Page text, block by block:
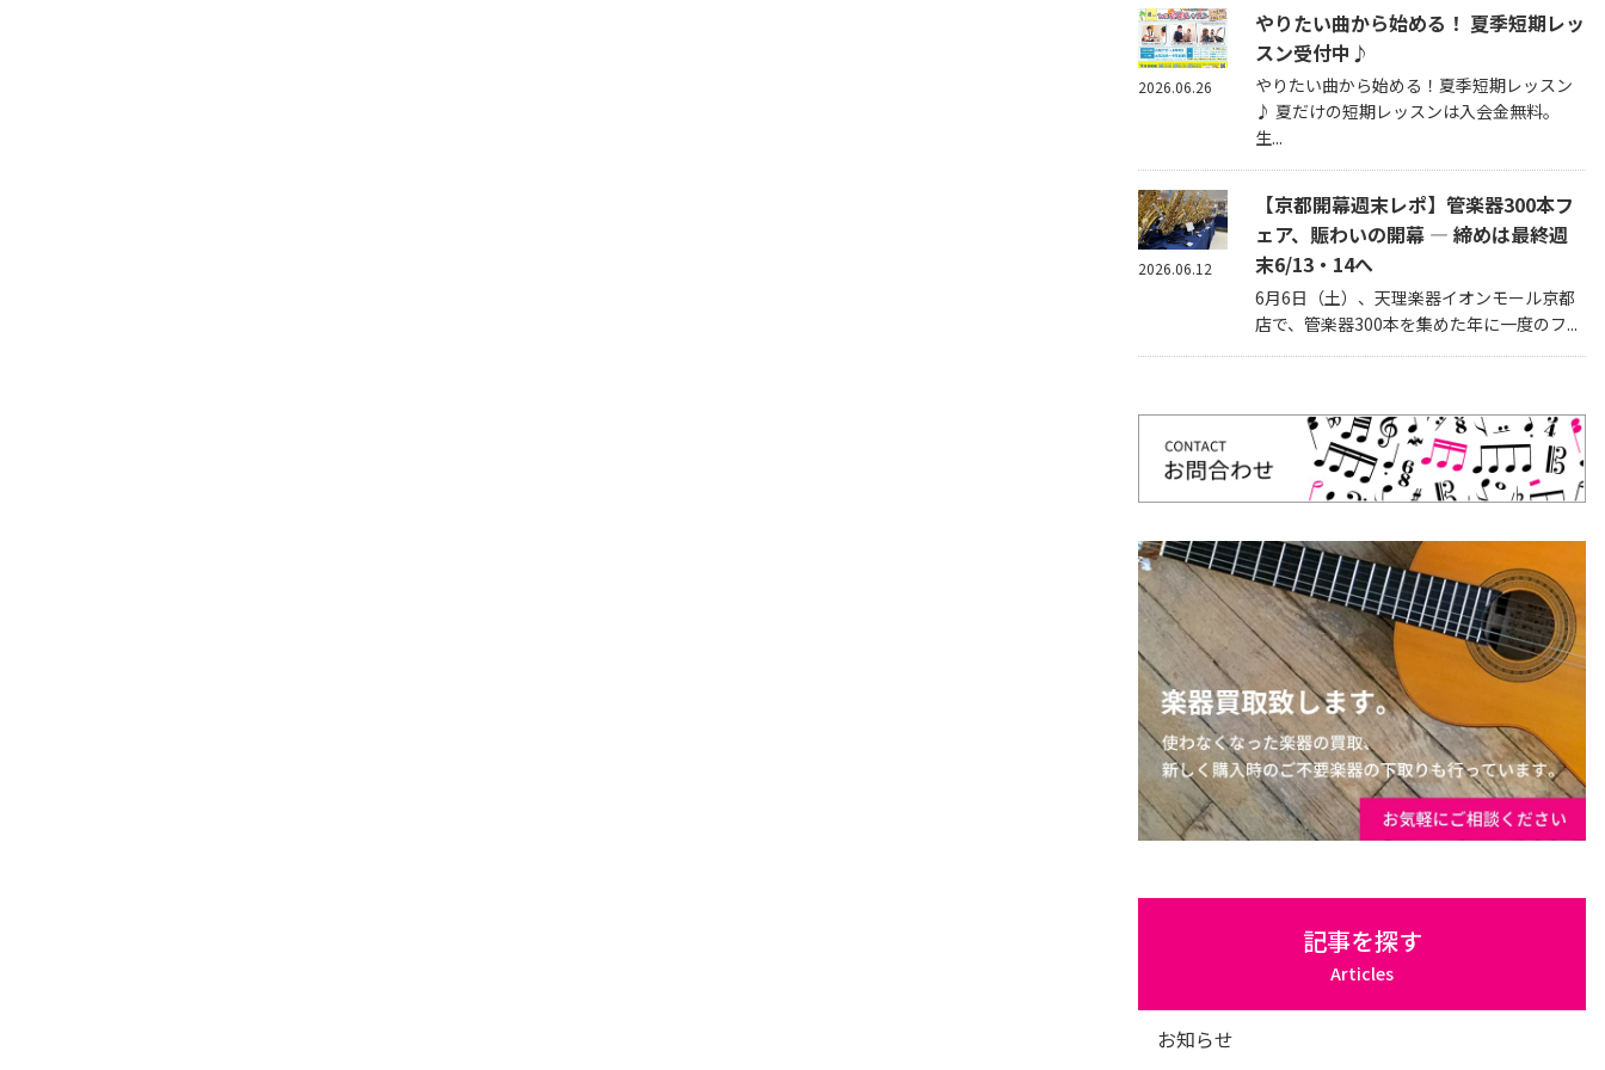
やりたい曲から始める！ 夏季短期レッ
スン受付中♪
やりたい曲から始める！夏季短期レッスン
♪ 夏だけの短期レッスンは入会金無料。
生...
2026.06.26
【京都開幕週末レポ】管楽器300本フ
ェア、賑わいの開幕 — 締めは最終週
末6/13・14へ
6月6日（土）、天理楽器イオンモール京都
店で、管楽器300本を集めた年に一度のフ...
2026.06.12
記事を探す
Articles
お知らせ